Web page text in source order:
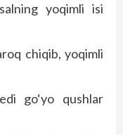
yoqimli isi
chiqib, yoqimli
go‘yo qushlar